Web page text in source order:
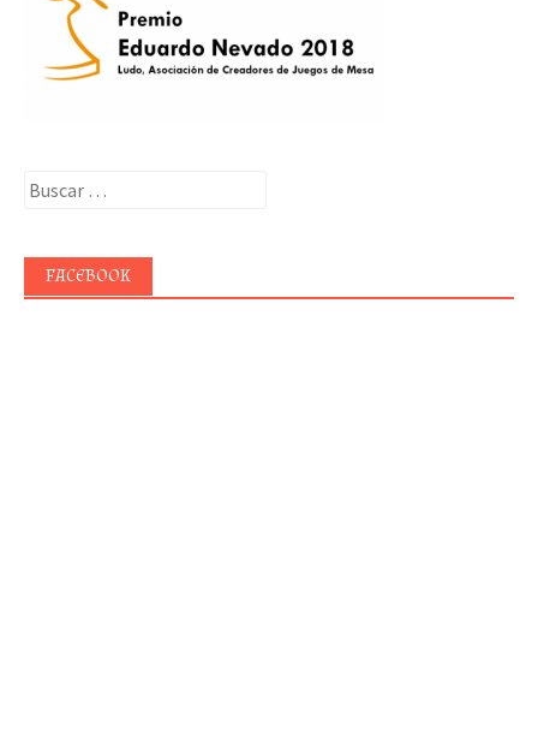
Buscar:
FACEBOOK